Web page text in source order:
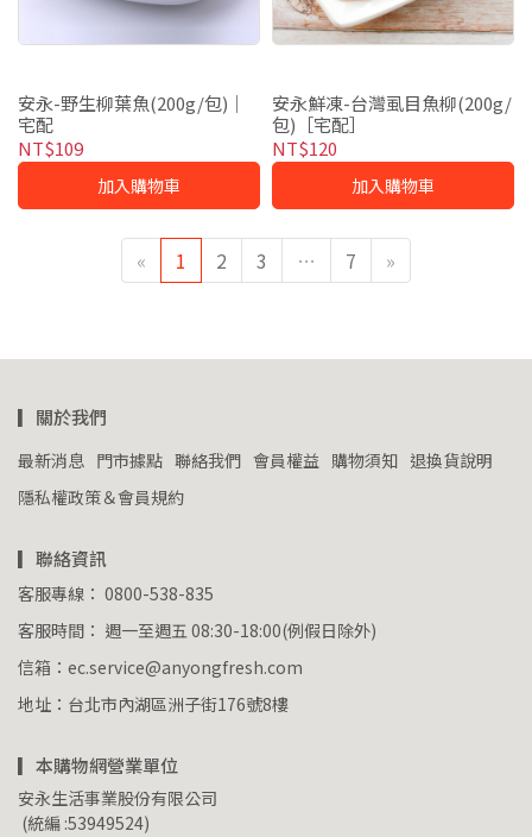
安永-野生柳葉魚(200g/包)｜
宅配
NT$109
加入購物車
安永鮮凍-台灣虱目魚柳(200g/
包)［宅配］
NT$120
加入購物車
« 1 2 3 … 7 »
▎關於我們
最新消息 門市據點 聯絡我們 會員權益 購物須知 退換貨說明
隱私權政策＆會員規約
▎聯絡資訊
客服專線： 0800-538-835
客服時間： 週一至週五 08:30-18:00(例假日除外)
信箱：ec.service@anyongfresh.com
地址：台北市內湖區洲子街176號8樓
▎本購物網營業單位
安永生活事業股份有限公司
(統編 :53949524)